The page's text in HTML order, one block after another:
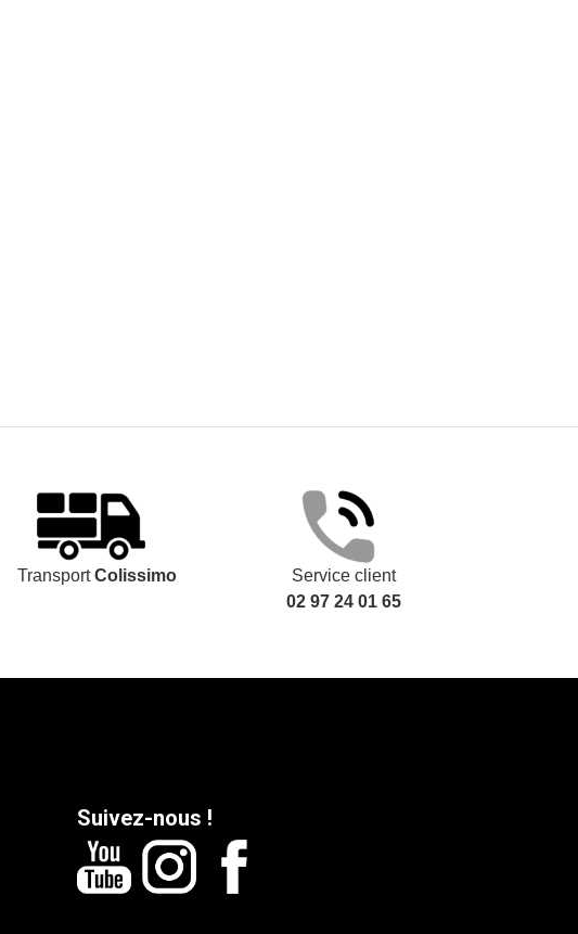
TransportColissimo
Service client
02 97 24 01 65
Suivez-nous !